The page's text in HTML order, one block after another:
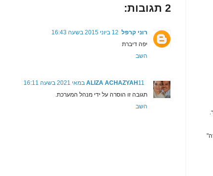
2 תגובות:
רוני קרפל 12 ביוני 2015 בשעה 16:43
יפה דיברת
השב
ALIZA ACHAZYAH 11 במאי 2021 בשעה 16:11
תגובה זו הוסרה על ידי מנהל המערכת.
השב